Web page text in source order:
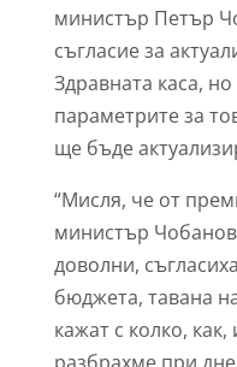
министър Петър
съгласие за
Здравната каса,
параметрите за
ще бъде
“Мисля, че от
министър
доволни,
бюджета, тавана
кажат с колко,